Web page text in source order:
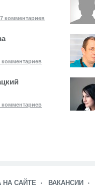
комментариев
комментариев
комментариев
НА САЙТЕ ВАКАНСИИ